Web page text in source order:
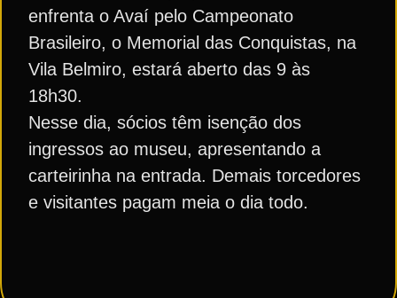
enfrenta o Avaí pelo Campeonato
Brasileiro, o Memorial das Conquistas, na
Vila Belmiro, estará aberto das 9 às
18h30.
Nesse dia, sócios têm isenção dos
ingressos ao museu, apresentando a
carteirinha na entrada. Demais torcedores
e visitantes pagam meia o dia todo.